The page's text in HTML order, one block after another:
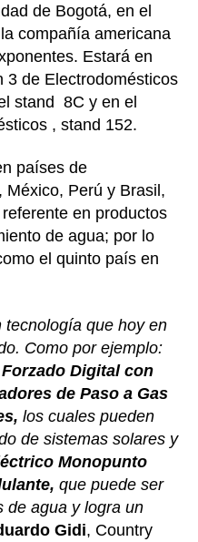
de Bogotá, en el
compañía americana
Estará en
de Electrodomésticos
stand 8C y en el
, stand 152.
países de
México, Perú y Brasil,
en productos
de agua; por lo
el quinto país en
tecnología que hoy en
Como por ejemplo:
Digital con
de Paso a Gas
los cuales pueden
de sistemas solares y
Monopunto
que puede ser
de agua y logra un
Gidi, Country